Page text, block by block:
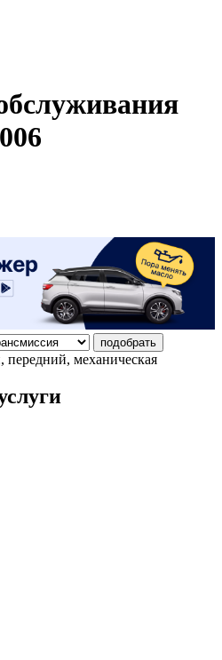
подобрать
передний, механическая